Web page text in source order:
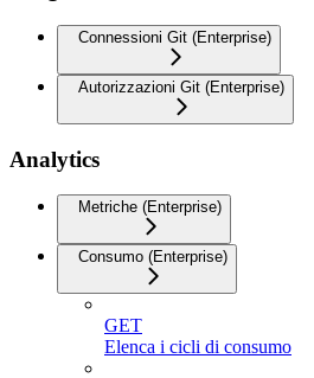
Connessioni Git (Enterprise)
Autorizzazioni Git (Enterprise)
Analytics
Metriche (Enterprise)
Consumo (Enterprise)
GET
Elenca i cicli di consumo